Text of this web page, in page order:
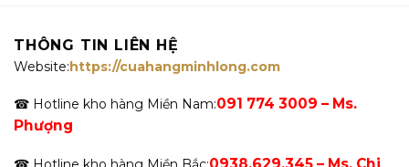
THÔNG TIN LIÊN HỆ
Website:https://cuahangminhlong.com
☎ Hotline kho hàng Miền Nam:091 774 3009 – Ms.
Phượng